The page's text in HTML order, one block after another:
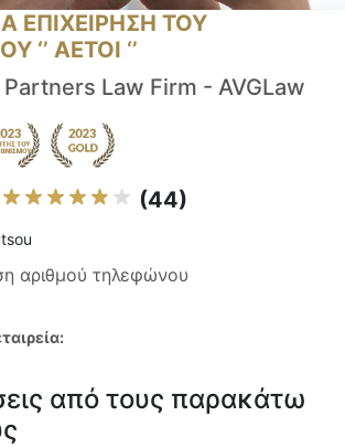
ΕΠΙΧΕΙΡΗΣΗ ΤΟΥ
‘’ ΑΕΤΟΙ ‘’
Law Firm - AVGLaw
(44)
αριθμού τηλεφώνου
από τους παρακάτω